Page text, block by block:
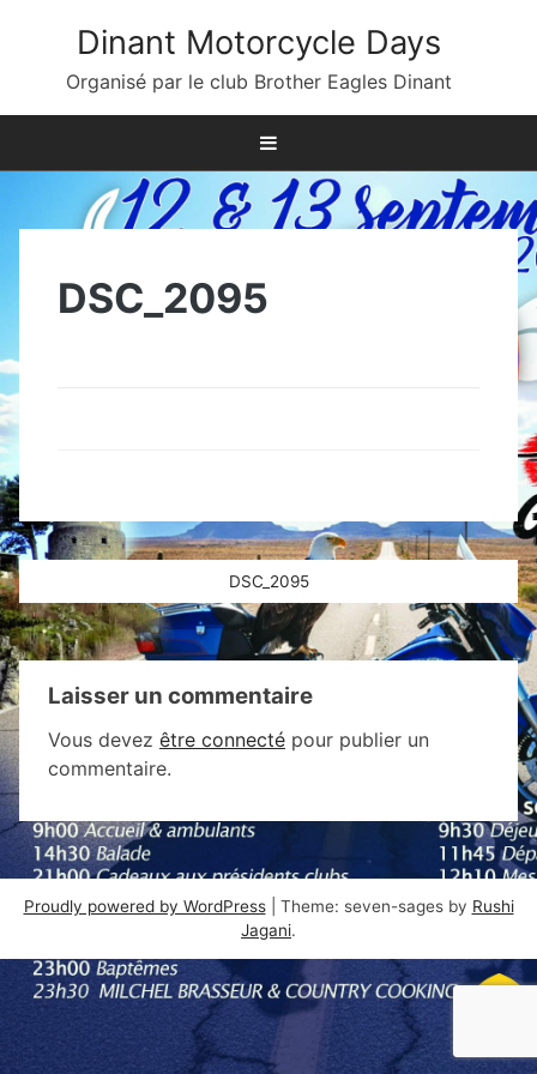
Dinant Motorcycle Days
Organisé par le club Brother Eagles Dinant
DSC_2095
Navigation
de
l’article
DSC_2095
Laisser un commentaire
Vous devez être connecté pour publier un
commentaire.
Proudly powered by WordPress Theme: seven-sages by Rushi
Jagani.